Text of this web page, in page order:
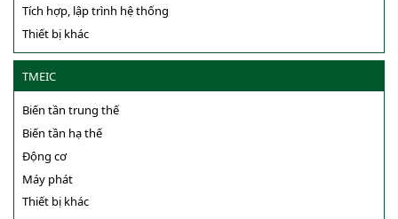
Tích hợp, lập trình hệ thống
Thiết bị khác
TMEIC
Biến tần trung thế
Biến tần hạ thế
Động cơ
Máy phát
Thiết bị khác